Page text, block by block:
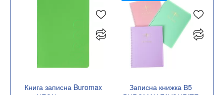
Книга записна Buromax
Записна книжка В5